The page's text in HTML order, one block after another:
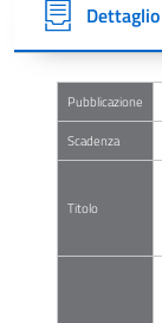
Dettaglio
Pubblicazione
Scadenza
Titolo